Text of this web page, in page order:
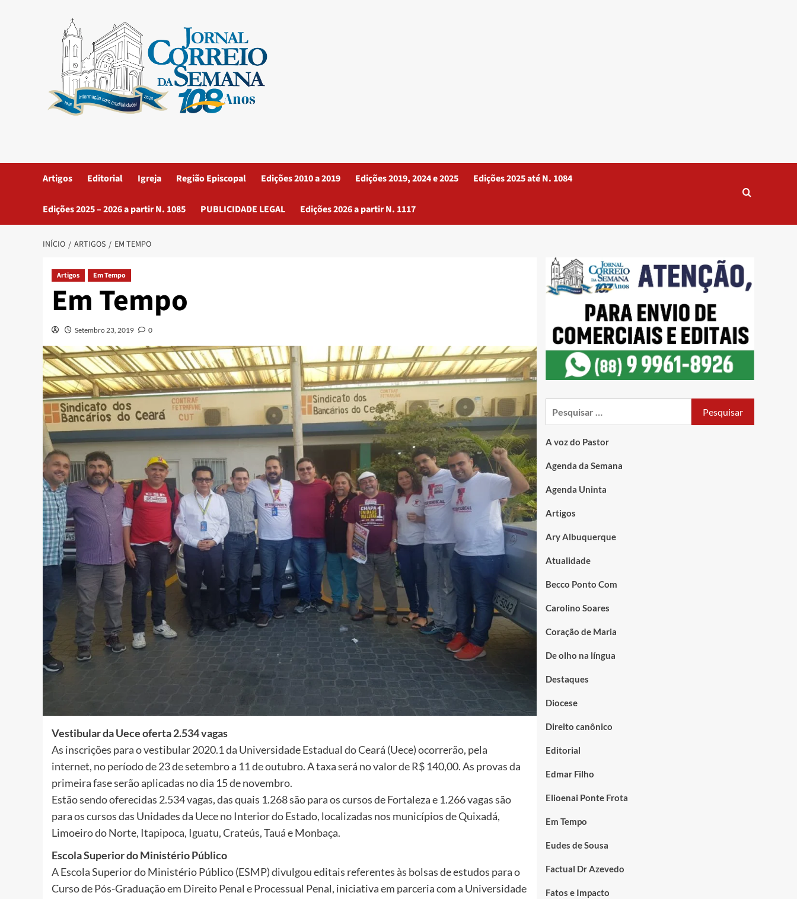
Artigos Editorial Igreja Região Episcopal Edições 2010 a 2019 Edições 2019, 2024 e 2025 Edições 2025 até N. 1084
Edições 2025 – 2026 a partir N. 1085 PUBLICIDADE LEGAL Edições 2026 a partir N. 1117
INÍCIO ARTIGOS EM TEMPO
Artigos Em Tempo
Em Tempo
Setembro 23, 2019 0
Vestibular da Uece oferta 2.534 vagas
As inscrições para o vestibular 2020.1 da Universidade Estadual do Ceará (Uece) ocorrerão, pela
internet, no período de 23 de setembro a 11 de outubro. A taxa será no valor de R$ 140,00. As provas da
primeira fase serão aplicadas no dia 15 de novembro.
Estão sendo oferecidas 2.534 vagas, das quais 1.268 são para os cursos de Fortaleza e 1.266 vagas são
para os cursos das Unidades da Uece no Interior do Estado, localizadas nos municípios de Quixadá,
Limoeiro do Norte, Itapipoca, Iguatu, Crateús, Tauá e Monbaça.
Escola Superior do Ministério Público
A Escola Superior do Ministério Público (ESMP) divulgou editais referentes às bolsas de estudos para o
Curso de Pós-Graduação em Direito Penal e Processual Penal, iniciativa em parceria com a Universidade
A voz do Pastor
Agenda da Semana
Agenda Uninta
Artigos
Ary Albuquerque
Atualidade
Becco Ponto Com
Carolino Soares
Coração de Maria
De olho na língua
Destaques
Diocese
Direito canônico
Editorial
Edmar Filho
Elioenai Ponte Frota
Em Tempo
Eudes de Sousa
Factual Dr Azevedo
Fatos e Impacto